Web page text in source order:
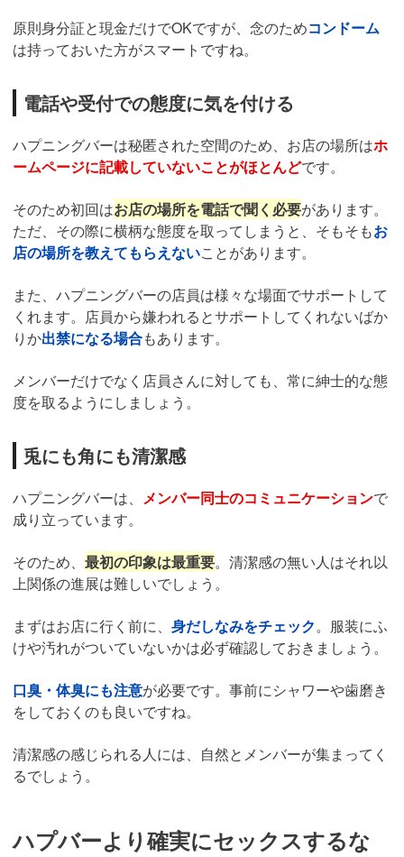
原則身分証と現金だけでOKですが、念のためコンドーム
は持っておいた方がスマートですね。
電話や受付での態度に気を付ける
ハプニングバーは秘匿された空間のため、お店の場所はホ
ームページに記載していないことがほとんどです。
そのため初回はお店の場所を電話で聞く必要があります。
ただ、その際に横柄な態度を取ってしまうと、そもそもお
店の場所を教えてもらえないことがあります。
また、ハプニングバーの店員は様々な場面でサポートして
くれます。店員から嫌われるとサポートしてくれないばか
りか出禁になる場合もあります。
メンバーだけでなく店員さんに対しても、常に紳士的な態
度を取るようにしましょう。
兎にも角にも清潔感
ハプニングバーは、 メンバー同士のコミュニケーションで
成り立っています。
そのため、 最初の印象は最重要。清潔感の無い人はそれ以
上関係の進展は難しいでしょう。
まずはお店に行く前に、 身だしなみをチェック。服装にふ
けや汚れがついていないかは必ず確認しておきましょう。
口臭・体臭にも注意が必要です。事前にシャワーや歯磨き
をしておくのも良いですね。
清潔感の感じられる人には、自然とメンバーが集まってく
るでしょう。
ハプバーより確実にセックスするな